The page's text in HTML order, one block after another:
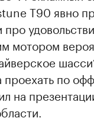
T90 явно
про
мотором
по
на